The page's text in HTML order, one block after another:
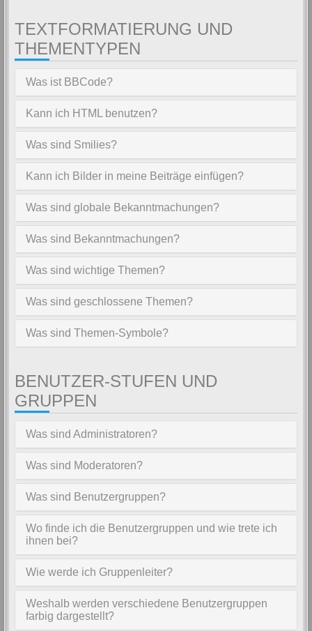
TEXTFORMATIERUNG UND
THEMENTYPEN
Was ist BBCode?
Kann ich HTML benutzen?
Was sind Smilies?
Kann ich Bilder in meine Beiträge einfügen?
Was sind globale Bekanntmachungen?
Was sind Bekanntmachungen?
Was sind wichtige Themen?
Was sind geschlossene Themen?
Was sind Themen-Symbole?
BENUTZER-STUFEN UND
GRUPPEN
Was sind Administratoren?
Was sind Moderatoren?
Was sind Benutzergruppen?
Wo finde ich die Benutzergruppen und wie trete ich
ihnen bei?
Wie werde ich Gruppenleiter?
Weshalb werden verschiedene Benutzergruppen
farbig dargestellt?